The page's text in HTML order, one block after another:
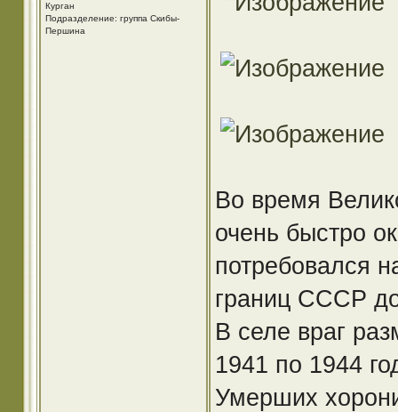
Курган
Подразделение: группа Скибы-
Першина
Во время
очень быстро
потребовался
границ СССР
В селе враг
1941 по 1944
Умерших